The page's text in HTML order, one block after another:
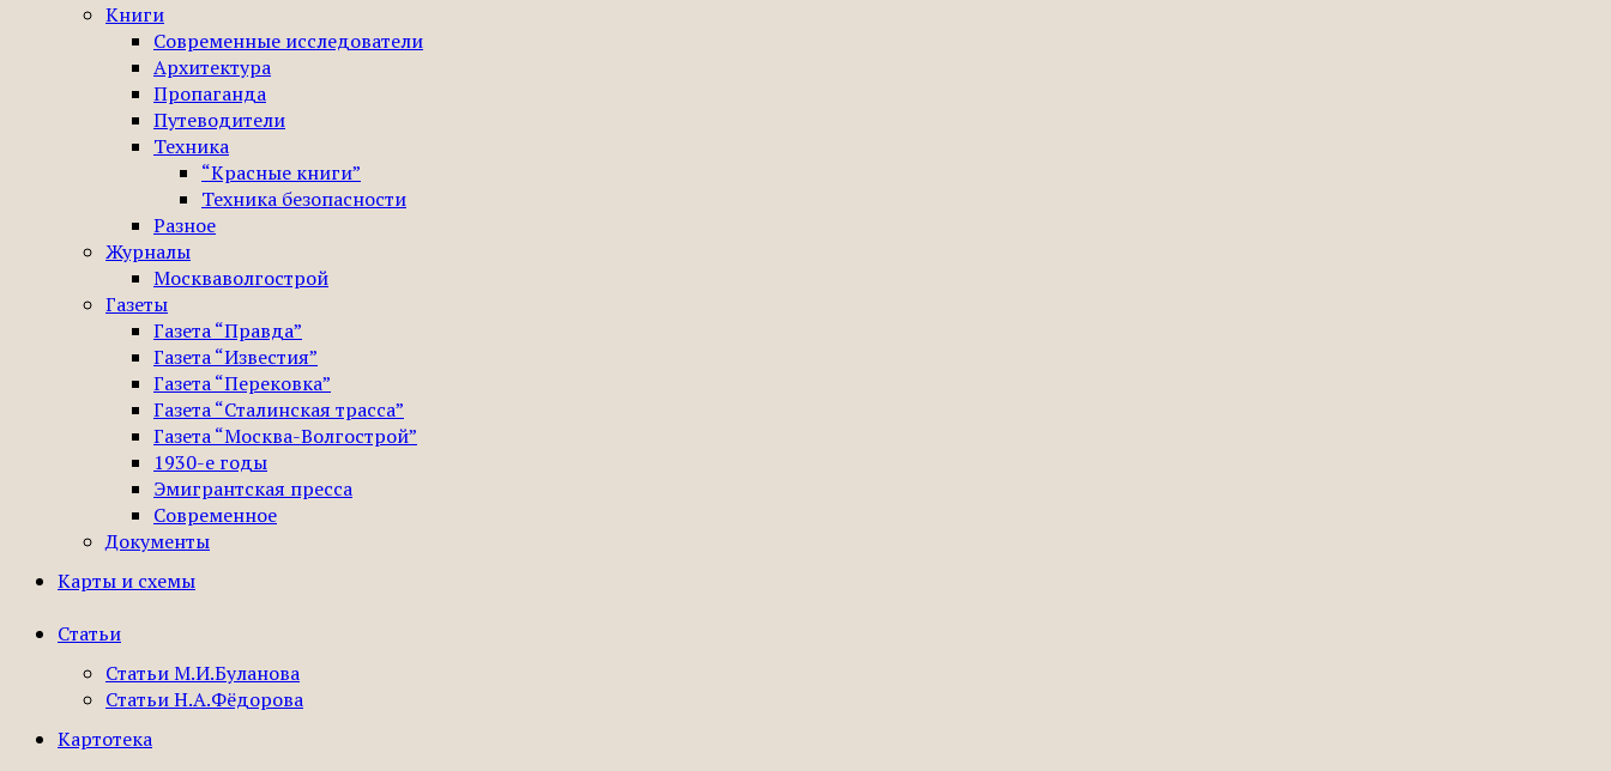
Книги
Современные исследователи
Архитектура
Пропаганда
Путеводители
Техника
“Красные книги”
Техника безопасности
Разное
Журналы
Москваволгострой
Газеты
Газета “Правда”
Газета “Известия”
Газета “Перековка”
Газета “Сталинская трасса”
Газета “Москва-Волгострой”
1930-е годы
Эмигрантская пресса
Современное
Документы
Карты и схемы
Статьи
Статьи М.И.Буланова
Статьи Н.А.Фёдорова
Картотека